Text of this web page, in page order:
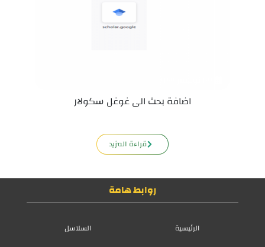
اضافة بحث الى غوغل سكولار
قراءة المزيد
روابط هامة
الرئيسية
السلاسل